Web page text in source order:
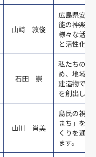
山﨑 敦俊
広島県安芸
能の神楽が
様々な活動
と活性化に
石田 崇
私たちのプ
め、地域マ
建造物で行
を創出しま
山川 肖美
島民の視点
まち」を目
くりを通じ
ます。